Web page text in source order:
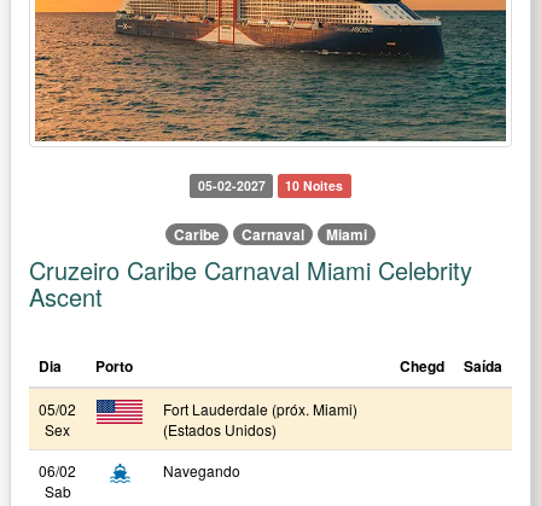
05-02-2027 10 Noites
Caribe Carnaval Miami
Cruzeiro Caribe Carnaval Miami Celebrity
Ascent
Dia Porto Chegd Saída
05/02
Sex
Fort Lauderdale (próx. Miami)
(Estados Unidos)
06/02
Sab
Navegando